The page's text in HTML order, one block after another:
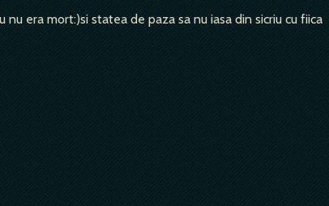
era mort:)si statea de paza sa nu iasa din sicriu cu fiica